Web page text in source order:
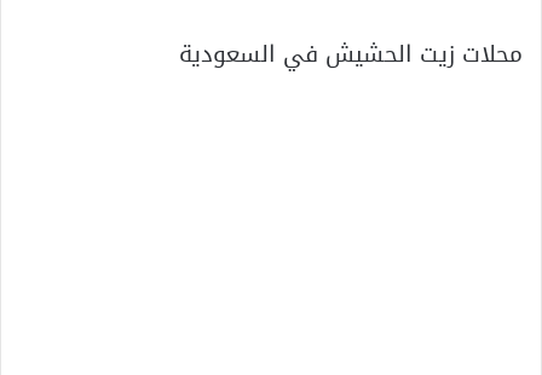
محلات زيت الحشيش في السعودية